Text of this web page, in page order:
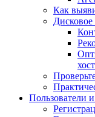
Как
Дисковое
Пользователи